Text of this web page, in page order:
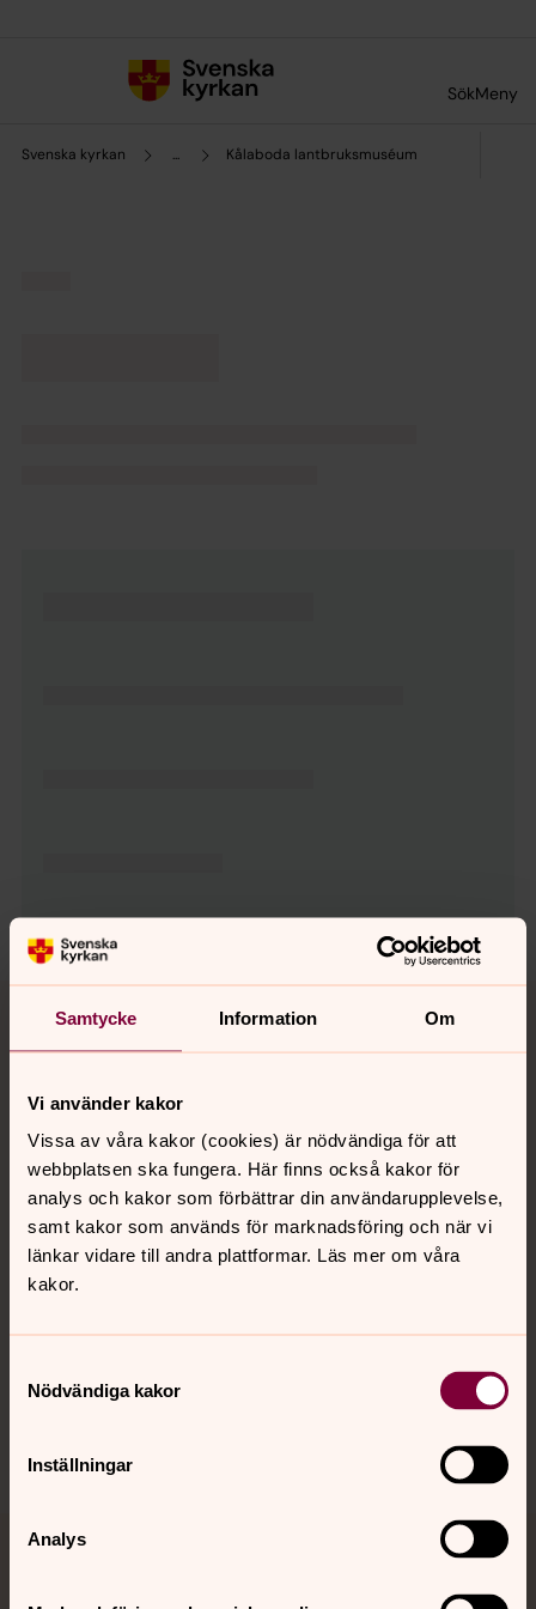
Samtycke Information Om
Vi använder kakor
Vissa av våra kakor (cookies) är nödvändiga för att
webbplatsen ska fungera. Här finns också kakor för
analys och kakor som förbättrar din användarupplevelse,
samt kakor som används för marknadsföring och när vi
länkar vidare till andra plattformar. Läs mer om våra
kakor.
Nödvändiga kakor
Inställningar
Analys
SökMeny
Svenska kyrkan ... Kålaboda lantbruksmuséum
Tillbaka till toppen
Tillbaka till innehållet
Kontakt
Kalender
Hitta snabbt
Sociala kanaler